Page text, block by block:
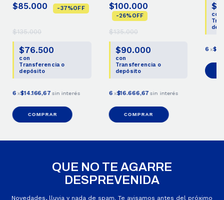
$85.000 -37%OFF
$135.000
$76.500
con
Transferencia o
depósito
6 x$14.166,67 sin interés
COMPRAR
$100.000
-26%OFF
$135.000
$90.000
con
Transferencia o
depósito
6 x$16.666,67 sin interés
COMPRAR
con
6 x
QUE NO TE AGARRE
DESPREVENIDA
Novedades, lluvia y nada de spam. Te avisamos antes del próximo